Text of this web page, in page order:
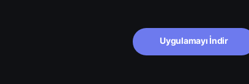
Uygulamayı İndir